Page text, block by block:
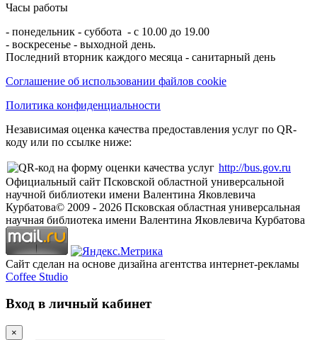
Часы работы
- понедельник - суббота - с 10.00 до 19.00
- воскресенье - выходной день.
Последний вторник каждого месяца - санитарный день
Соглашение об использовании файлов cookie
Политика конфиденциальности
Независимая оценка качества предоставления услуг по QR-
коду или по ссылке ниже:
http://bus.gov.ru
Официальный сайт Псковской областной универсальной
научной библиотеки имени Валентина Яковлевича
Курбатова© 2009 - 2026 Псковская областная универсальная
научная библиотека имени Валентина Яковлевича Курбатова
Сайт сделан на основе дизайна агентства интернет-рекламы
Coffee Studio
Вход в личный кабинет
×